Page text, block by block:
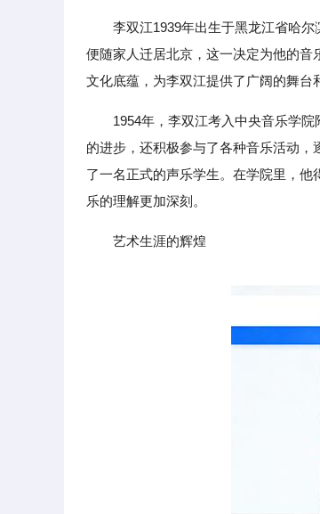
李双江1939年出生于黑龙江省哈
便随家人迁居北京，这一决定为他的
文化底蕴，为李双江提供了广阔的舞台
1954年，李双江考入中央音乐学
的进步，还积极参与了各种音乐活动
了一名正式的声乐学生。在学院里，
乐的理解更加深刻。
艺术生涯的辉煌